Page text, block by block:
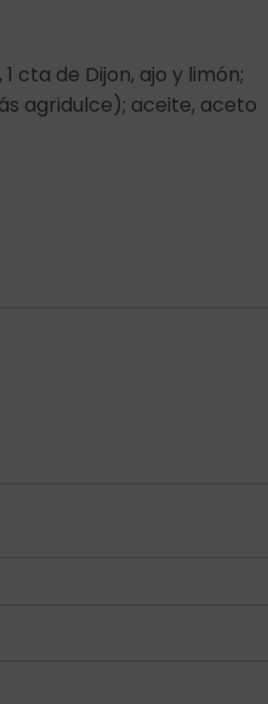
cta de Dijon, ajo y limón;
agridulce); aceite, aceto